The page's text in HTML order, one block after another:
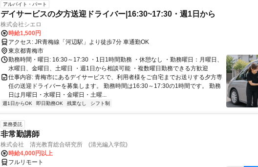
アルバイト・パート
デイサービスの夕方送迎ドライバー|16:30~17:30・週1日から
株式会社シエロ
時給1,500円
アクセス: JR青梅線「河辺駅」より徒歩7分 車通勤OK
東京都青梅市
勤務時間・曜日: 16:30～17:30 ・1日1時間勤務 ・休憩なし ・勤務曜日：月曜日、
水曜日、金曜日、土曜日 ・週1日から相談可能 ・複数曜日勤務できる方歓迎
仕事内容: 青梅市にあるデイサービスで、利用者様をご自宅までお送りする夕方専
任の送迎ドライバーを募集します。 勤務時間は16:30～17:30の1時間です。 勤務
日は月曜日・水曜日・金曜日・土曜...
週1日からOK 即日勤務OK 残業なし シフト制
業務委託
非常勤講師
株式会社 清光教育総合研究所 (清光編入学院)
時給4,000円以上
フルリモート